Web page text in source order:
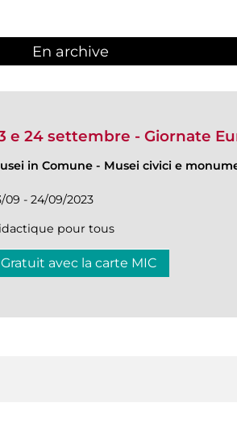
En archive
e 24 settembre - Giornate
in Comune - Musei civici e
09 - 24/09/2023
pour tous
Gratuit avec la carte MIC